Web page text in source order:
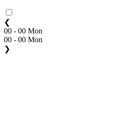
❮
00 - 00 Mon
00 - 00 Mon
❯